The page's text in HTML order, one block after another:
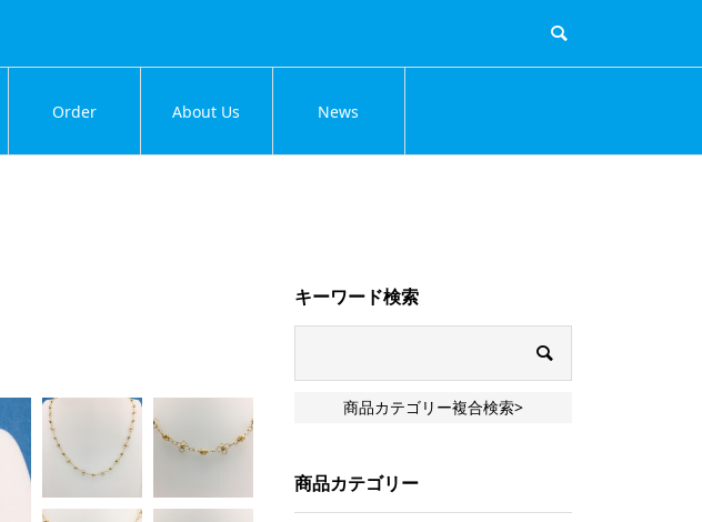
Order About Us News
キーワード検索
商品カテゴリー複合検索>
商品カテゴリー